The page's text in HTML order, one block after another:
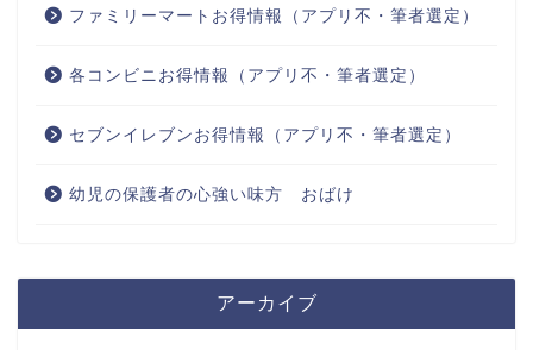
ファミリーマートお得情報（アプリ不・筆者選定）
各コンビニお得情報（アプリ不・筆者選定）
セブンイレブンお得情報（アプリ不・筆者選定）
幼児の保護者の心強い味方 おばけ
アーカイブ